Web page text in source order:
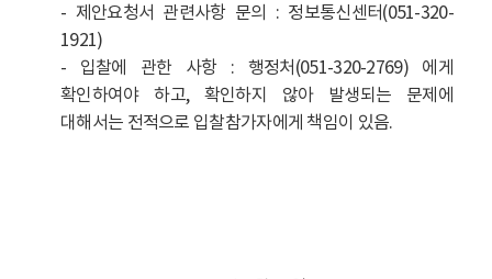
- 제안요청서 관련사항 문의 : 정보통신센터(051-320-
1921)
- 입찰에 관한 사항 : 행정처(051-320-2769) 에게
확인하여야 하고, 확인하지 않아 발생되는 문제에
대해서는 전적으로 입찰참가자에게 책임이 있음.